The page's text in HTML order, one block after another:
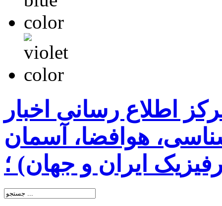
اطلاع رسانی اخبار
هوافضا، آسمان
ایران و جهان) ؛